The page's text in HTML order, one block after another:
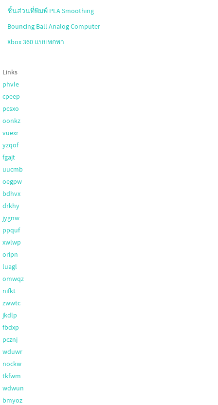
ชิ้นส่วนที่พิมพ์ PLA Smoothing
Bouncing Ball Analog Computer
Xbox 360 แบบพกพา
Links
phvle
cpeep
pcsxo
oonkz
vuexr
yzqof
fgajt
uucmb
oegpw
bdhvx
drkhy
jygnw
ppquf
xwlwp
oripn
luagl
omwqz
nifkt
zwwtc
jkdlp
fbdxp
pcznj
wduwr
nockw
tkfwm
wdwun
bmyoz